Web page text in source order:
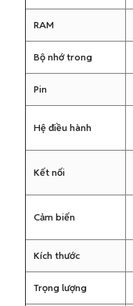
RAM
Bộ nhớ trong
Pin
Hệ điều hành
Kết nối
Cảm biến
Kích thước
Trọng lượng